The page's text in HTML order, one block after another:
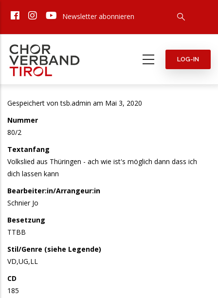
zum
Newsletter abonnieren
LOG-IN
Gespeichert vontsb.admin am Mai 3, 2020
Nummer
80/2
Textanfang
Volkslied aus Thüringen - ach wie ist's möglich dann dass ich
dich lassen kann
Bearbeiter:in/Arrangeur:in
Schnier Jo
Besetzung
TTBB
Stil/Genre (siehe Legende)
VD,UG,LL
CD
185